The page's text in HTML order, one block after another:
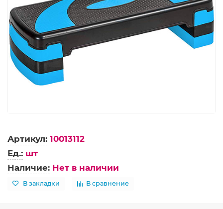
Артикул: 10013112
Ед.: шт
Наличие: Нет в наличии
В закладки В сравнение